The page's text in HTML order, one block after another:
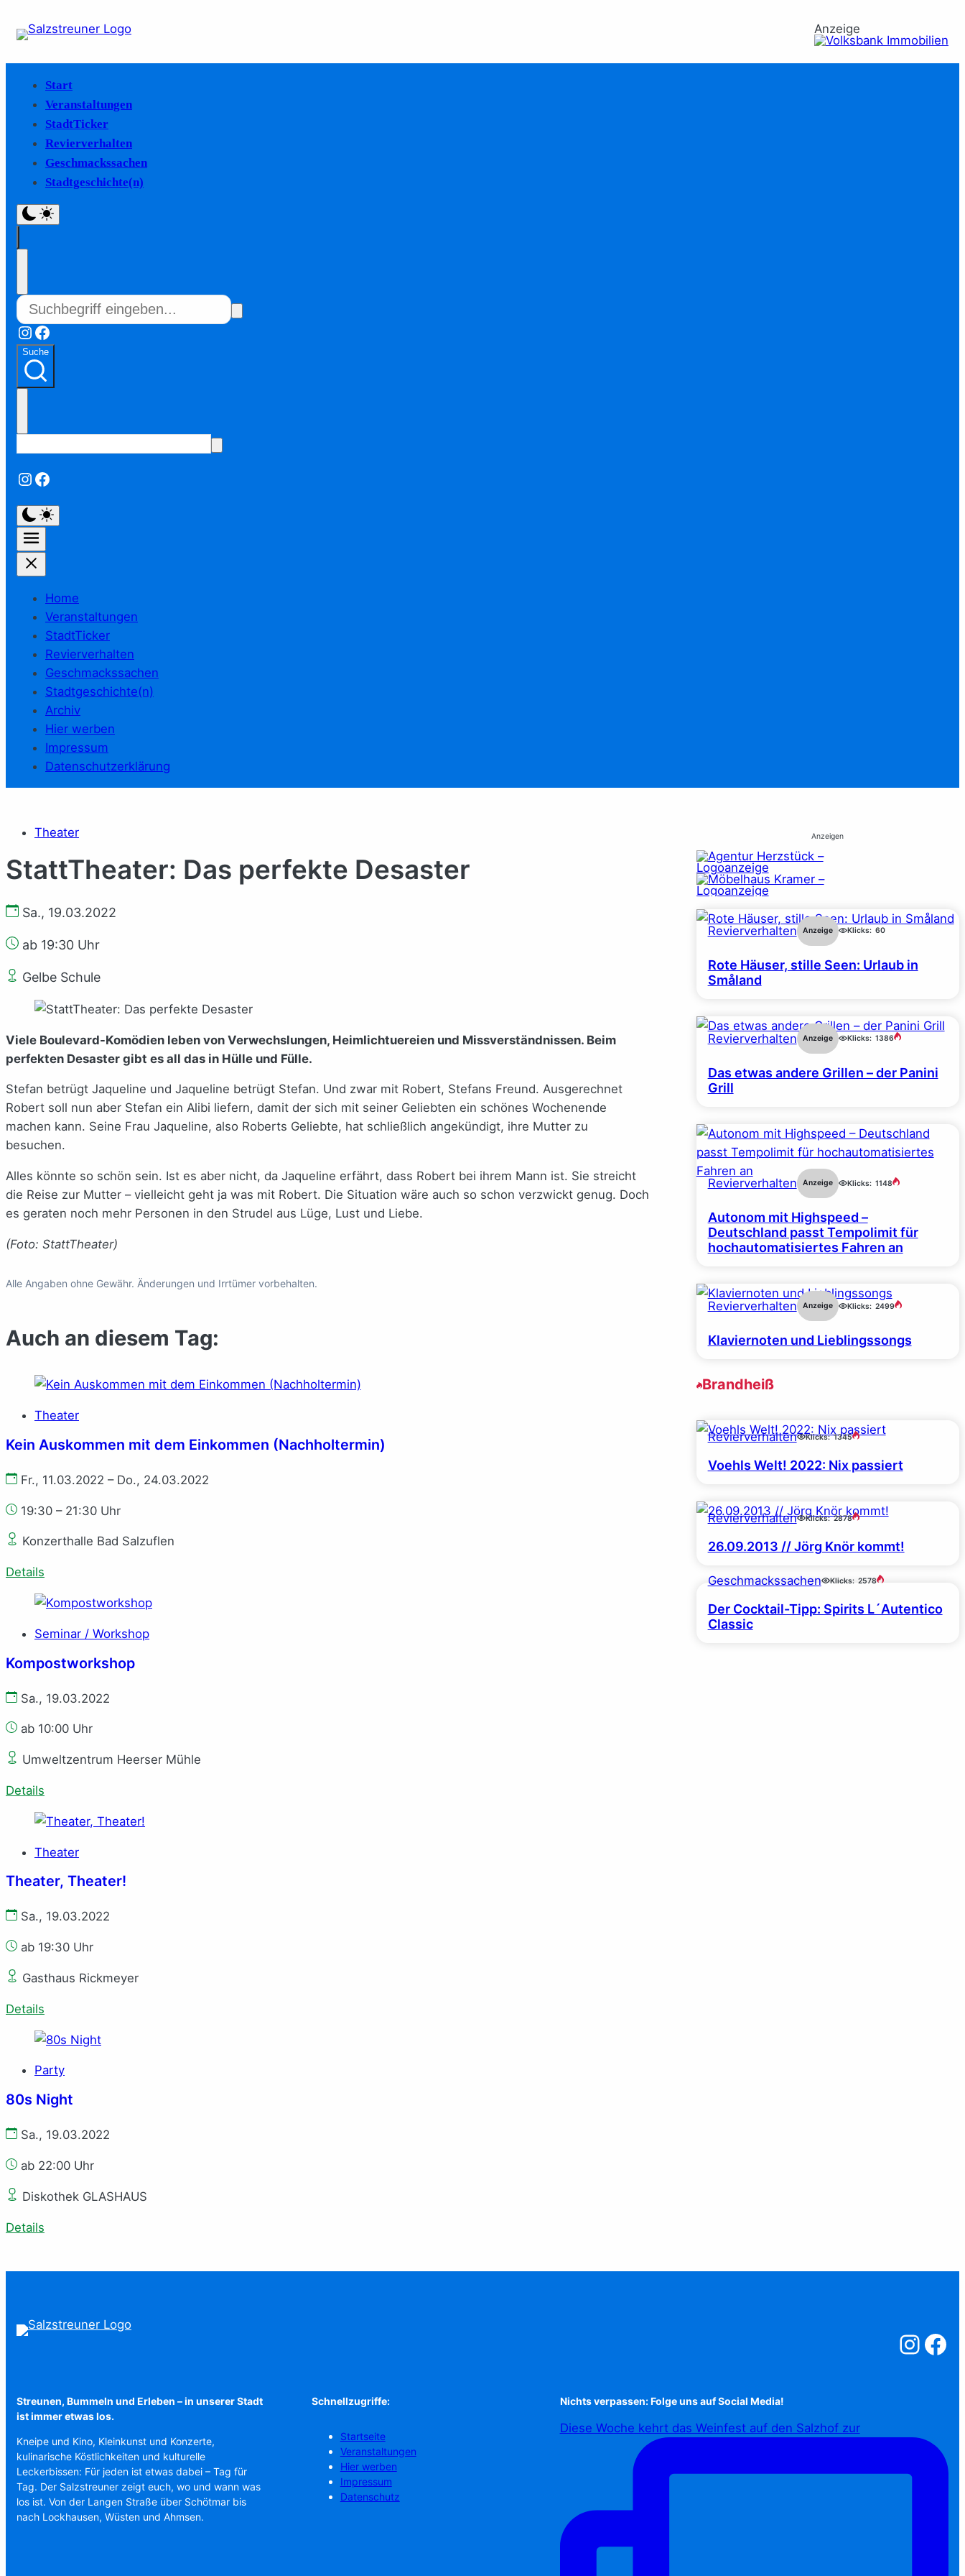
Anzeige
Start
Veranstaltungen
StadtTicker
Revierverhalten
Geschmackssachen
Stadtgeschichte(n)
Instagram
Facebook
Suche
Instagram
Facebook
Home
Veranstaltungen
StadtTicker
Revierverhalten
Geschmackssachen
Stadtgeschichte(n)
Archiv
Hier werben
Impressum
Datenschutzerklärung
Theater
StattTheater: Das perfekte Desaster
Sa., 19.03.2022
ab 19:30 Uhr
Gelbe Schule
Viele Boulevard-Komödien leben von Verwechslungen, Heimlichtuereien und Missverständnissen. Beim
perfekten Desaster gibt es all das in Hülle und Fülle.
Stefan betrügt Jaqueline und Jaqueline betrügt Stefan. Und zwar mit Robert, Stefans Freund. Ausgerechnet
Robert soll nun aber Stefan ein Alibi liefern, damit der sich mit seiner Geliebten ein schönes Wochenende
machen kann. Seine Frau Jaqueline, also Roberts Geliebte, hat schließlich angekündigt, ihre Mutter zu
besuchen.
Alles könnte so schön sein. Ist es aber nicht, da Jaqueline erfährt, dass Robert bei ihrem Mann ist. Sie streicht
die Reise zur Mutter – vielleicht geht ja was mit Robert. Die Situation wäre auch so schon verzwickt genug. Doch
es geraten noch mehr Personen in den Strudel aus Lüge, Lust und Liebe.
(Foto: StattTheater)
Alle Angaben ohne Gewähr. Änderungen und Irrtümer vorbehalten.
Auch an diesem Tag:
Theater
Kein Aus­kom­men mit dem Ein­kom­men (Nachholtermin)
Fr., 11.03.2022 – Do., 24.03.2022
19:30 – 21:30 Uhr
Konzerthalle Bad Salzuflen
Details
Seminar / Workshop
Kompostworkshop
Sa., 19.03.2022
ab 10:00 Uhr
Umweltzentrum Heerser Mühle
Details
Theater
Theater, Theater!
Sa., 19.03.2022
ab 19:30 Uhr
Gasthaus Rickmeyer
Details
Party
80s Night
Sa., 19.03.2022
ab 22:00 Uhr
Diskothek GLASHAUS
Details
Anzeigen
Revierverhalten Anzeige Klicks: 60
Rote Häuser, stille Seen: Urlaub in
Småland
Revierverhalten Anzeige Klicks: 1386
Das etwas andere Grillen – der Panini
Grill
Revierverhalten Anzeige Klicks: 1148
Autonom mit Highspeed –
Deutschland passt Tempolimit für
hochautomatisiertes Fahren an
Revierverhalten Anzeige Klicks: 2499
Klaviernoten und Lieblingssongs
Brandheiß
Revierverhalten Klicks: 1345
Voehls Welt! 2022: Nix passiert
Revierverhalten Klicks: 2878
26.09.2013 // Jörg Knör kommt!
Geschmackssachen Klicks: 2578
Der Cocktail-Tipp: Spirits L´Autentico
Classic
Salzstreuner
Streunen, Bummeln und Erleben – in unserer Stadt
ist immer etwas los.
Kneipe und Kino, Kleinkunst und Konzerte,
kulinarische Köstlichkeiten und kulturelle
Leckerbissen: Für jeden ist etwas dabei – Tag für
Tag. Der Salzstreuner zeigt euch, wo und wann was
los ist. Von der Langen Straße über Schötmar bis
nach Lockhausen, Wüsten und Ahmsen.
Schnellzugriffe:
Startseite
Veranstaltungen
Hier werben
Impressum
Datenschutz
Nichts verpassen: Folge uns auf Social Media!
Diese Woche kehrt das Weinfest auf den Salzhof zur